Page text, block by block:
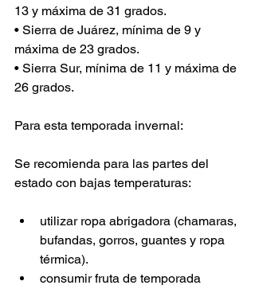
13 y máxima de 31 grados.
• Sierra de Juárez, mínima de 9 y
máxima de 23 grados.
• Sierra Sur, mínima de 11 y máxima de
26 grados.
Para esta temporada invernal:
Se recomienda para las partes del
estado con bajas temperaturas:
utilizar ropa abrigadora (chamaras,
bufandas, gorros, guantes y ropa
térmica).
consumir fruta de temporada